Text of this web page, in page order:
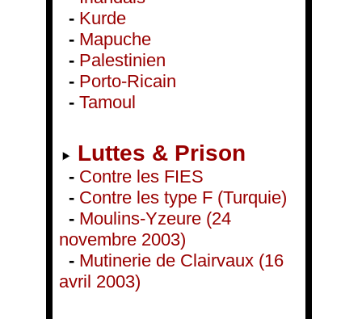
- Kurde
- Mapuche
- Palestinien
- Porto-Ricain
- Tamoul
Luttes & Prison
- Contre les FIES
- Contre les type F (Turquie)
- Moulins-Yzeure (24
novembre 2003)
- Mutinerie de Clairvaux (16
avril 2003)